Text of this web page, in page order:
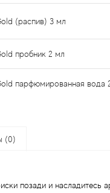
(распив) 3 мл
пробник 2 мл
парфюмированная вода
(0)
позади и